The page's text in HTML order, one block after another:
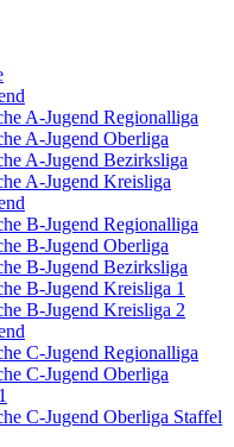
A-Jugend Regionalliga
A-Jugend Oberliga
A-Jugend Bezirksliga
A-Jugend Kreisliga
B-Jugend Regionalliga
B-Jugend Oberliga
B-Jugend Bezirksliga
B-Jugend Kreisliga 1
B-Jugend Kreisliga 2
C-Jugend Regionalliga
C-Jugend Oberliga
C-Jugend Oberliga Staffel